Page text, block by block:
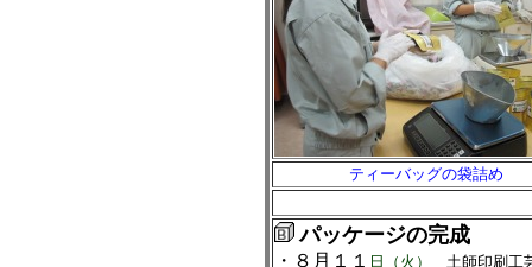
ティーバッグの袋詰め
パッケージの完成
・８月１１ 日（火）
土師印刷工